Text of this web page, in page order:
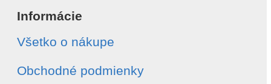
Informácie
Všetko o nákupe
Obchodné podmienky